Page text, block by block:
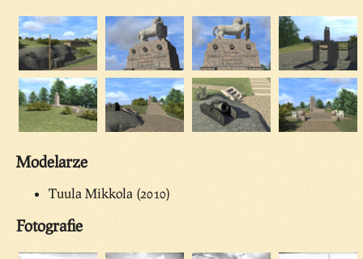
Modelarze
Tuula Mikkola (2010)
Fotografie